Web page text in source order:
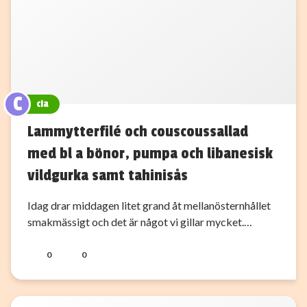
C cia
Lammytterfilé och couscoussallad
med bl a bönor, pumpa och libanesisk
vildgurka samt tahinisås
Idag drar middagen litet grand åt mellanösternhållet
smakmässigt och det är något vi gillar mycket.…
0 0